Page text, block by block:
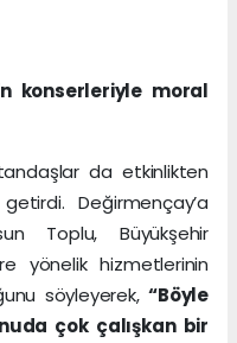
konserleriyle moral
da etkinlikten
Değirmençay’a
Toplu, Büyükşehir
yönelik hizmetlerinin
söyleyerek,“Böyle
çok çalışkan bir